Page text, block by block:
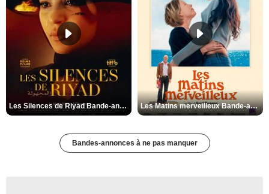
Les Silences de Riyad Bande-annonce VO STFR Les Matins merveilleux Bande-annonce VF
Bandes-annonces à ne pas manquer